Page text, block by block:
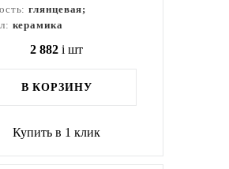
глянцевая;
керамика
2 882 i шт
В КОРЗИНУ
Купить в 1 клик